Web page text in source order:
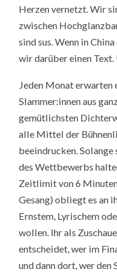
Herzen vernetzt. Wir
zwischen
sind sus. Wenn in
wir darüber einen Text.
Jeden Monat erwarten
Slammer:innen aus
gemütlichsten
alle Mittel der
beeindrucken. Solange
des Wettbewerbs
Zeitlimit von 6
Gesang) obliegt es an
Ernstem, Lyrischem
wollen. Ihr als
entscheidet, wer im
und dann dort, wer den